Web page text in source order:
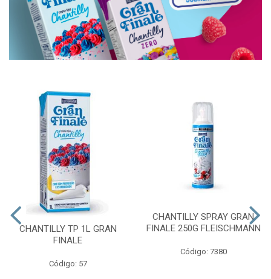
CHANTILLY TP 1L GRAN
FINALE
Código: 57
CHANTILLY SPRAY GRAN
FINALE 250G FLEISCHMANN
Código: 7380